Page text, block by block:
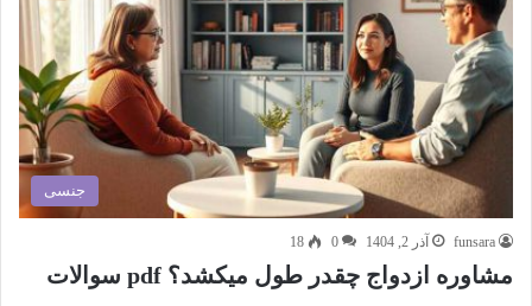
جنسی
funsara آذر 2, 1404 0
18
مشاوره ازدواج چقدر طول میکشد؟ pdf سوالات